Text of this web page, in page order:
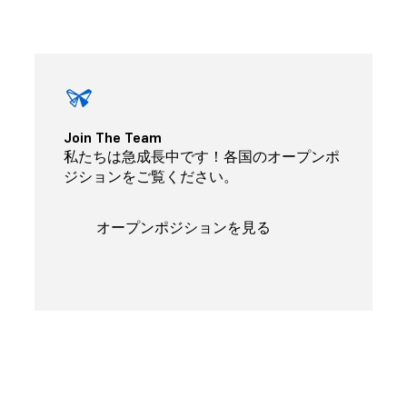
Join The Team
私たちは急成長中です！各国のオープンポ
ジションをご覧ください。
オープンポジションを見る